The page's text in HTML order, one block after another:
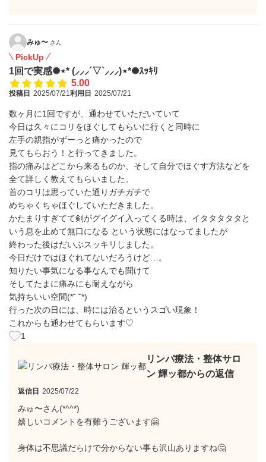
みゅ〜 さん
PickUp
1回で実感✺⋆* (⸝⸝⸝´▽`⸝⸝⸝)⋆*✺ｽｯｷﾘ
5.00
投稿日 2025/07/21利用日 2025/07/21
数ヶ月に1回ですが、通わせていただいていて
今日は久々にコリをほぐしてもらいに行くと同時に
左手の親指がずーっと痛かったので
見てもらおう！と行ってきました。
指の痛みはどこから来るものか、そして自分でほぐす方法などを
全て詳しく教えてもらいました。
首のコリは思っていた通りガチガチで
めちゃくちゃほぐしていただきました。
かたまりすぎてて剣がグイグイ入ってくる時は、イタタタタタと
いう息を止めて無口になる という状態にはなってましたが
終わった後はだいぶスッキリしました。
今日だけではほぐれてないだろうけど…。
知りたい事気になる事なんでも聞けて
そしてたまに痛みにも耐えながら
気持ちいい空間(*˘ ˘*)
行った次の日には、時には治るというスゴい現象！
これからも通わせてもらいます♡
1
リンパ療法・整体サロ
ン 輝ッ都からの返信
返信日 2025/07/22
みゅ〜さん(*^^*)
嬉しいコメントを有難うございます🤗
身体は不思議だらけで分からない事も沢山ありますね🤔